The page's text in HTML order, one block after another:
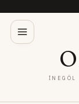
İNEGÖL